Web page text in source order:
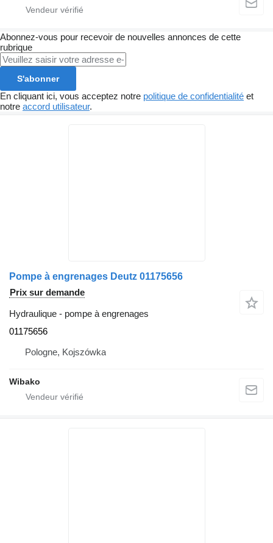
Abonnez-vous pour recevoir de nouvelles annonces de cette
rubrique
S'abonner
En cliquant ici, vous acceptez notre politique de confidentialité et
notre accord utilisateur.
Pompe à engrenages Deutz 01175656
Prix sur demande
Hydraulique - pompe à engrenages
01175656
Pologne, Kojszówka
Wibako